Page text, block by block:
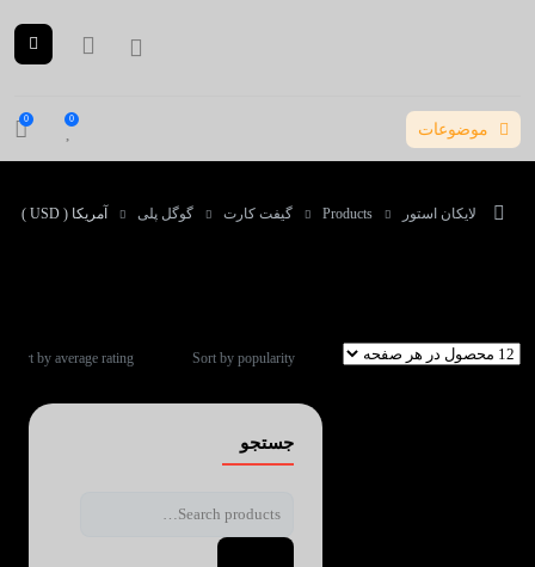
موضوعات
0
0
لایکان استور Products گیفت کارت گوگل پلی آمریکا ( USD )
Sort by popularity
Sort by average rating
جستجو